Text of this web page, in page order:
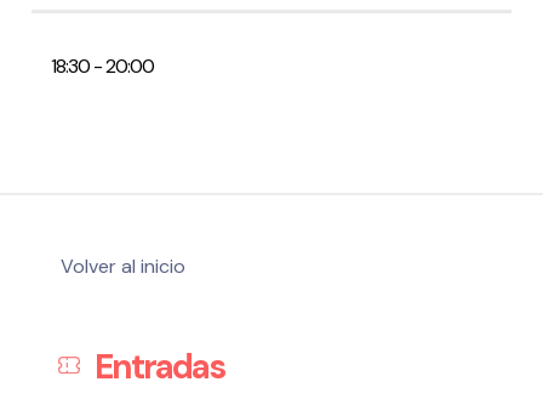
Política de privacidad y Aviso Legal
web
18:30 - 20:00
Volver al inicio
Entradas